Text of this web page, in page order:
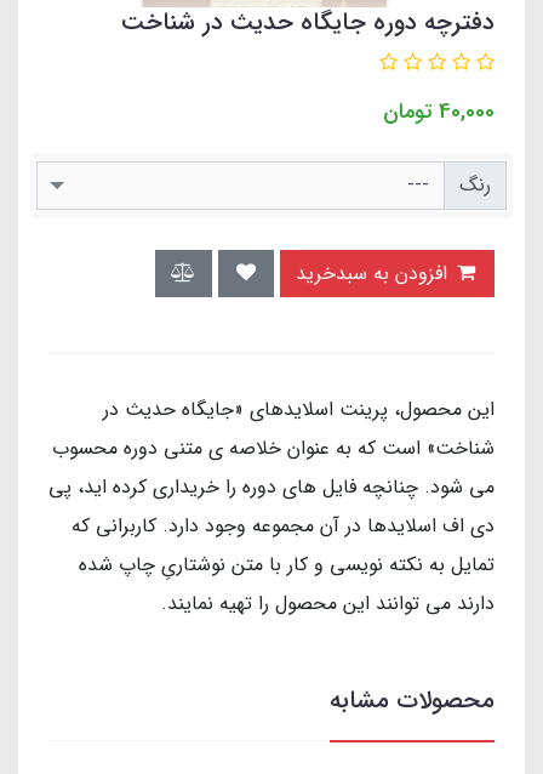
دفترچه دوره جایگاه حدیث در شناخت
40,000 تومان
رنگ
این محصول، پرینت اسلایدهای «جایگاه حدیث در
شناخت» است که به عنوان خلاصه ی متنی دوره محسوب
می شود. چنانچه فایل های دوره را خریداری کرده اید، پی
دی اف اسلایدها در آن مجموعه وجود دارد. کاربرانی که
تمایل به نکته نویسی و کار با متن نوشتاریِ چاپ شده
دارند می توانند این محصول را تهیه نمایند.
محصولات مشابه